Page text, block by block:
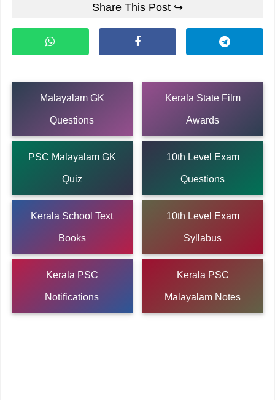
Share This Post ↪
Malayalam GK
Questions
Kerala State Film
Awards
PSC Malayalam GK
Quiz
10th Level Exam
Questions
Kerala School Text
Books
10th Level Exam
Syllabus
Kerala PSC
Notifications
Kerala PSC
Malayalam Notes